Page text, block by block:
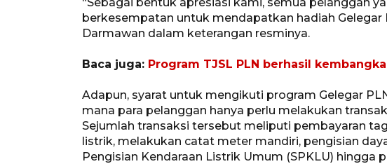
berkesempatan untuk mendapatkan hadiah Gelegar
Darmawan dalam keterangan resminya.
Baca juga: Program TJSL PLN berhasil
Adapun, syarat untuk mengikuti program Gelegar
mana para pelanggan hanya perlu melakukan
Sejumlah transaksi tersebut meliputi pembayaran
listrik, melakukan catat meter mandiri, pengisian
Pengisian Kendaraan Listrik Umum (SPKLU) hingga